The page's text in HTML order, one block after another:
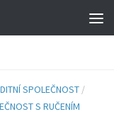
SPOLEČNOST /
S RUČENÍM